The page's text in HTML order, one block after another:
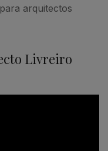
arquitectos
Livreiro